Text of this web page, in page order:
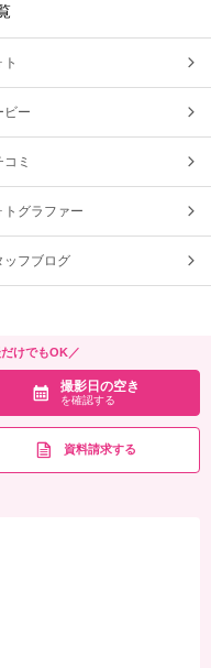
ト
ビー
コミ
トグラファー
ッフブログ
けでもOK／
撮影日の空き
を確認する
資料請求する